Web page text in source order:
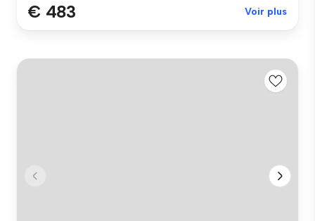
€ 483 Voir plus